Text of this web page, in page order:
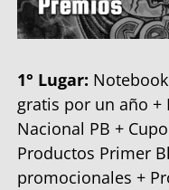
1° Lugar:
gratis por un año +
Nacional PB +
Productos Primer
promocionales +